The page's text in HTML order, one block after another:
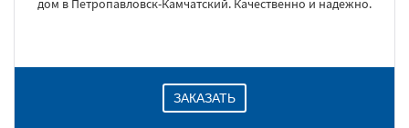
дом в Петропавловск-Камчатский. Качественно и надежно.
ЗАКАЗАТЬ